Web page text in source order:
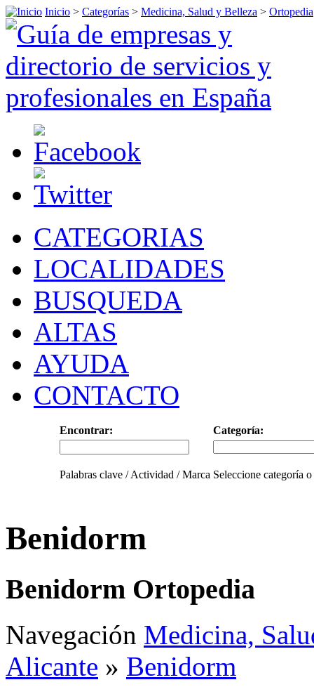
Inicio > Categorías > Medicina, Salud y Belleza > Ortopedia
CATEGORIAS
LOCALIDADES
BUSQUEDA
ALTAS
AYUDA
CONTACTO
Encontrar: Categoría:
Palabras clave / Actividad / Marca Seleccione categoría
Benidorm
Benidorm Ortopedia
Navegación Medicina,
Alicante » Benidorm